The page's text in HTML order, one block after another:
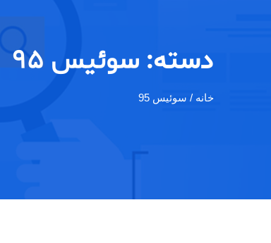
دسته: سوئیس 95
خانه / سوئیس 95